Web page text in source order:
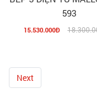
593
15.530.000Đ
Next